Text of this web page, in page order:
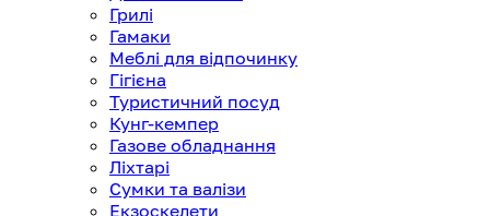
Грилі
Гамаки
Меблі для відпочинку
Гігієна
Туристичний посуд
Кунг-кемпер
Газове обладнання
Ліхтарі
Сумки та валізи
Екзоскелети